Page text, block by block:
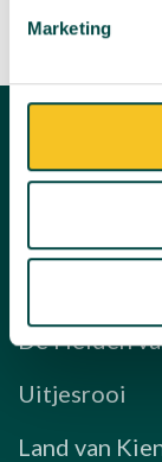
Marketing
Speeltuin
De Helden
Uitjesrooi
Land van